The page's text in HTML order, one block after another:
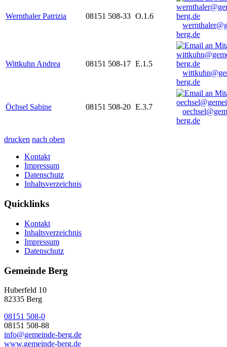
Wernthaler Patrizia 08151 508-33 O.1.6
berg.de
Wittkuhn Andrea 08151 508-17 E.1.5
berg.de
Öchsel Sabine 08151 508-20 E.3.7
berg.de
drucken nach oben
Kontakt
Impressum
Datenschutz
Inhaltsverzeichnis
Quicklinks
Kontakt
Inhaltsverzeichnis
Impressum
Datenschutz
Gemeinde Berg
Huberfeld 10
82335 Berg
08151 508-0
08151 508-88
info@gemeinde-berg.de
www.gemeinde-berg.de